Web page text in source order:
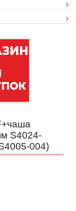
S4024-
004)